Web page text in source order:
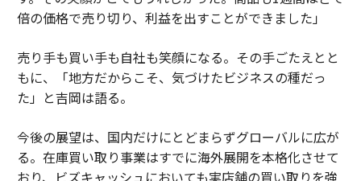
倍の価格で売り切り、利益を出すことができました」
売り手も買い手も自社も笑顔になる。その手ごたえとと
もに、「地方だからこそ、気づけたビジネスの種だっ
た」と吉岡は語る。
今後の展望は、国内だけにとどまらずグローバルに広が
る。在庫買い取り事業はすでに海外展開を本格化させて
おり、ビズキャッシュにおいても実店舗の買い取りを強